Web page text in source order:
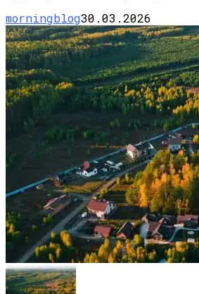
morningblog30.03.2026